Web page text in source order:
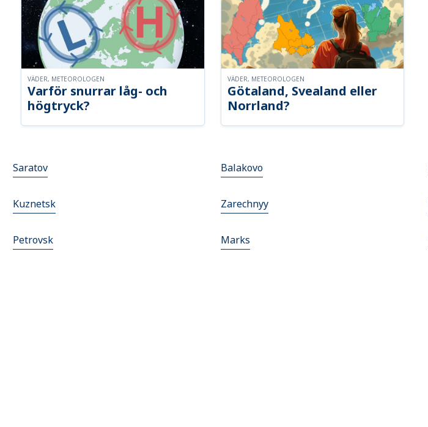
Varför snurrar låg- och
högtryck?
VÄDER, METEOROLOGEN
Götaland, Svealand eller
Norrland?
VÄDER, METEOROLOGEN
Saratov Balakovo
Kuznetsk Zarechnyy
Petrovsk Marks